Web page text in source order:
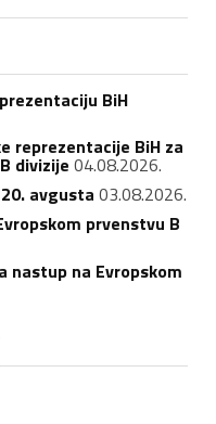
BiH
reprezentacije BiH za
divizije 04.08.2026.
avgusta 03.08.2026.
prvenstvu B
nastup na Evropskom